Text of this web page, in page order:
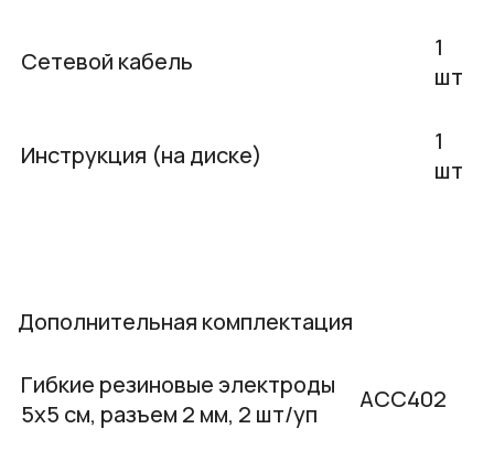
Сетевой кабель
1
шт
Инструкция (на диске)
1
шт
Дополнительная комплектация
Гибкие резиновые электроды
5х5 см, разъем 2 мм, 2 шт/уп
АСС402